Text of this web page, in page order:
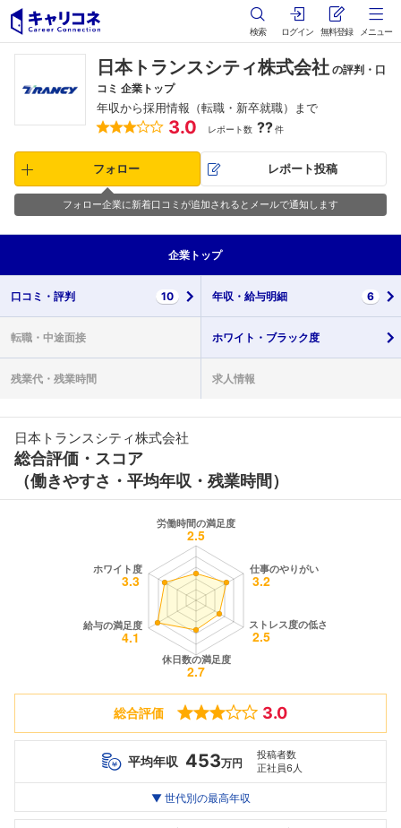
検索 ログイン 無料登録 メニュー
日本トランスシティ株式会社 の評判・口
コミ 企業トップ
年収から採用情報（転職・新卒就職）まで
3.0 レポート数 ??件
フォロー レポート投稿
フォロー企業に新着口コミが追加されるとメールで通知します
企業 トップ
口コミ・ 評判 10 年収・ 給与明細 6
転職・ 中途面接 ホワイト・ ブラック度
残業代・ 残業時間 求人情報
日本トランスシティ株式会社
総合評価・スコア
（働きやすさ・平均年収・残業時間）
総合評価 3.0
平均年収 453万円
投稿者数
正社員6人
最高年収
20代
568万
30代
602万
--万
▼ 世代別の最高年収